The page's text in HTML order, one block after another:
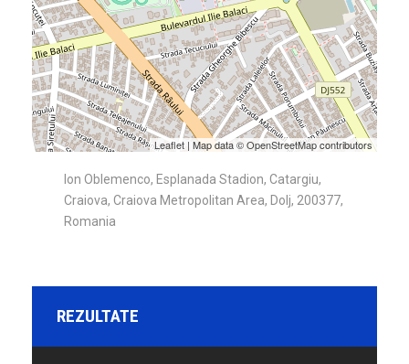
Leaflet | Map data ©OpenStreetMapcontributors
Ion Oblemenco, Esplanada Stadion, Catargiu,
Craiova, Craiova Metropolitan Area, Dolj, 200377,
Romania
REZULTATE